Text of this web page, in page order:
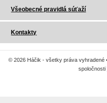
Všeobecné pravidlá súťaží
Kontakty
© 2026 Háčik - všetky práva vyhradené
spoločnosti